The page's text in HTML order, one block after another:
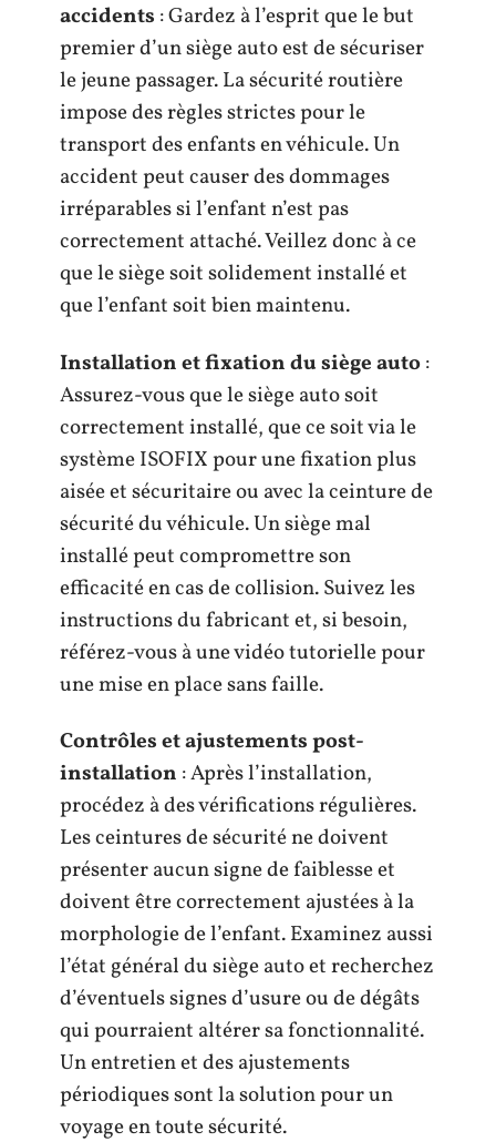
accidents : Gardez à l’esprit que le but
premier d’un siège auto est de sécuriser
le jeune passager. La sécurité routière
impose des règles strictes pour le
transport des enfants en véhicule. Un
accident peut causer des dommages
irréparables si l’enfant n’est pas
correctement attaché. Veillez donc à ce
que le siège soit solidement installé et
que l’enfant soit bien maintenu.
Installation et fixation du siège auto:
Assurez-vous que le siège auto soit
correctement installé, que ce soit via le
système ISOFIX pour une fixation plus
aisée et sécuritaire ou avec la ceinture de
sécurité du véhicule. Un siège mal
installé peut compromettre son
efficacité en cas de collision. Suivez les
instructions du fabricant et, si besoin,
référez-vous à une vidéo tutorielle pour
une mise en place sans faille.
Contrôles et ajustements post-
installation : Après l’installation,
procédez à des vérifications régulières.
Les ceintures de sécurité ne doivent
présenter aucun signe de faiblesse et
doivent être correctement ajustées à la
morphologie de l’enfant. Examinez aussi
l’état général du siège auto et recherchez
d’éventuels signes d’usure ou de dégâts
qui pourraient altérer sa fonctionnalité.
Un entretien et des ajustements
périodiques sont la solution pour un
voyage en toute sécurité.